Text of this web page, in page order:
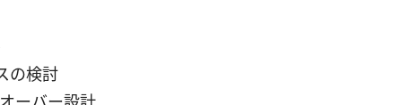
の検討